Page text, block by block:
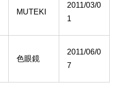
MUTEKI
2011/03/0
1
色眼鏡
2011/06/0
7